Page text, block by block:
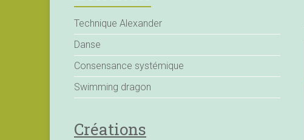
Technique Alexander
Danse
Consensance systémique
Swimming dragon
Créations